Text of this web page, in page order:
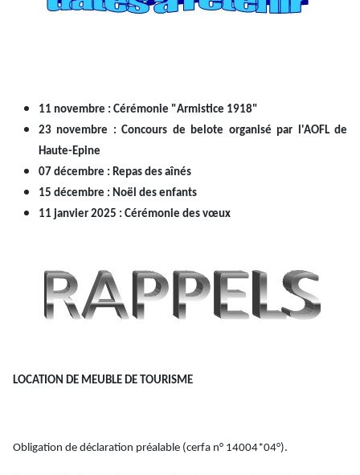
11 novembre : Cérémonie "Armistice 1918"
23 novembre : Concours de belote organisé par l'AOFL de
Haute-Epine
07 décembre : Repas des aînés
15 décembre : Noël des enfants
11 janvier 2025 : Cérémonie des vœux
LOCATION DE MEUBLE DE TOURISME
Obligation de déclaration préalable (cerfa n° 14004*04°).